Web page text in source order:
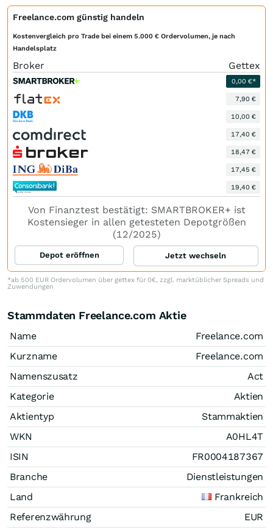
Freelance.com günstig handeln
Kostenvergleich pro Trade bei einem 5.000 € Ordervolumen, je nach
Handelsplatz
Broker Gettex
0,00 €*
7,90 €
10,00 €
17,40 €
18,47 €
17,45 €
19,40 €
Von Finanztest bestätigt: SMARTBROKER+ ist
Kostensieger in allen getesteten Depotgrößen
(12/2025)
Depot eröffnen Jetzt wechseln
*ab 500 EUR Ordervolumen über gettex für 0€, zzgl. marktüblicher Spreads und
Zuwendungen
Stammdaten Freelance.com Aktie
Name
Freelance.com
Kurzname
Freelance.com
Namenszusatz
Act
Kategorie
Aktien
Aktientyp
Stammaktien
WKN
A0HL4T
ISIN
FR0004187367
Branche
Dienstleistungen
Land
Frankreich
Referenzwährung
EUR